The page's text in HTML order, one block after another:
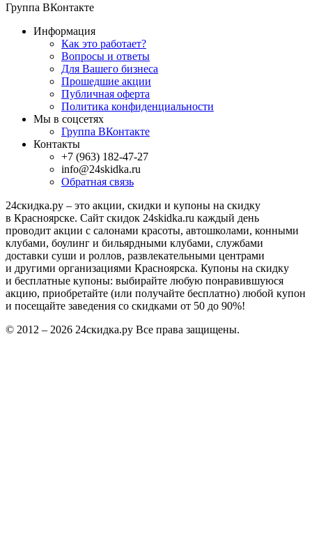
Группа ВКонтакте
Информация
Как это работает?
Вопросы и ответы
Для Вашего бизнеса
Прошедшие акции
Публичная оферта
Политика конфиденциальности
Мы в соцсетях
Группа ВКонтакте
Контакты
+7 (963) 182-47-27
info@24skidka.ru
Обратная связь
24скидка.ру – это акции, скидки и купоны на скидку
в Красноярске. Сайт скидок 24skidka.ru каждый день
проводит акции с салонами красоты, автошколами, конными
клубами, боулинг и бильярдными клубами, службами
доставки суши и роллов, развлекательными центрами
и другими организациями Красноярска. Купоны на скидку
и бесплатные купоны: выбирайте любую понравившуюся
акцию, приобретайте (или получайте бесплатно) любой купон
и посещайте заведения со скидками от 50 до 90%!
© 2012 – 2026 24скидка.ру Все права защищены.